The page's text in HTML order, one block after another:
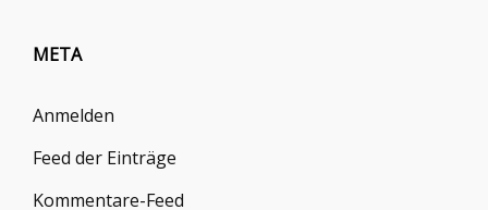
META
Anmelden
Feed der Einträge
Kommentare-Feed